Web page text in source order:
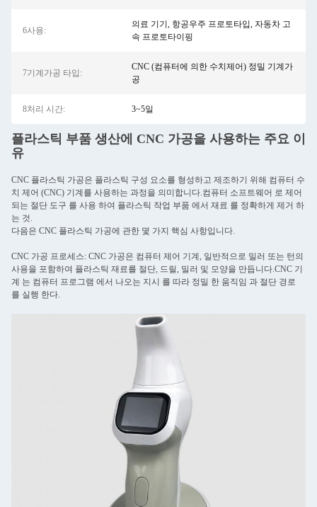
6사용:
의료 기기, 항공우주 프로토타입, 자동차 고
속 프로토타이핑
7기계가공 타입:
CNC (컴퓨터에 의한 수치제어) 정밀 기계가
공
8처리 시간: 3~5일
플라스틱 부품 생산에 CNC 가공을 사용하는 주요 이
유
CNC 플라스틱 가공은 플라스틱 구성 요소를 형성하고 제조하기 위해 컴퓨터 수
치 제어 (CNC) 기계를 사용하는 과정을 의미합니다.컴퓨터 소프트웨어 로 제어
되는 절단 도구 를 사용 하여 플라스틱 작업 부품 에서 재료 를 정확하게 제거 하
는 것.
다음은 CNC 플라스틱 가공에 관한 몇 가지 핵심 사항입니다.
CNC 가공 프로세스: CNC 가공은 컴퓨터 제어 기계, 일반적으로 밀러 또는 턴의
사용을 포함하여 플라스틱 재료를 절단, 드릴, 밀러 및 모양을 만듭니다.CNC 기
계 는 컴퓨터 프로그램 에서 나오는 지시 를 따라 정밀 한 움직임 과 절단 경로
를 실행 한다.